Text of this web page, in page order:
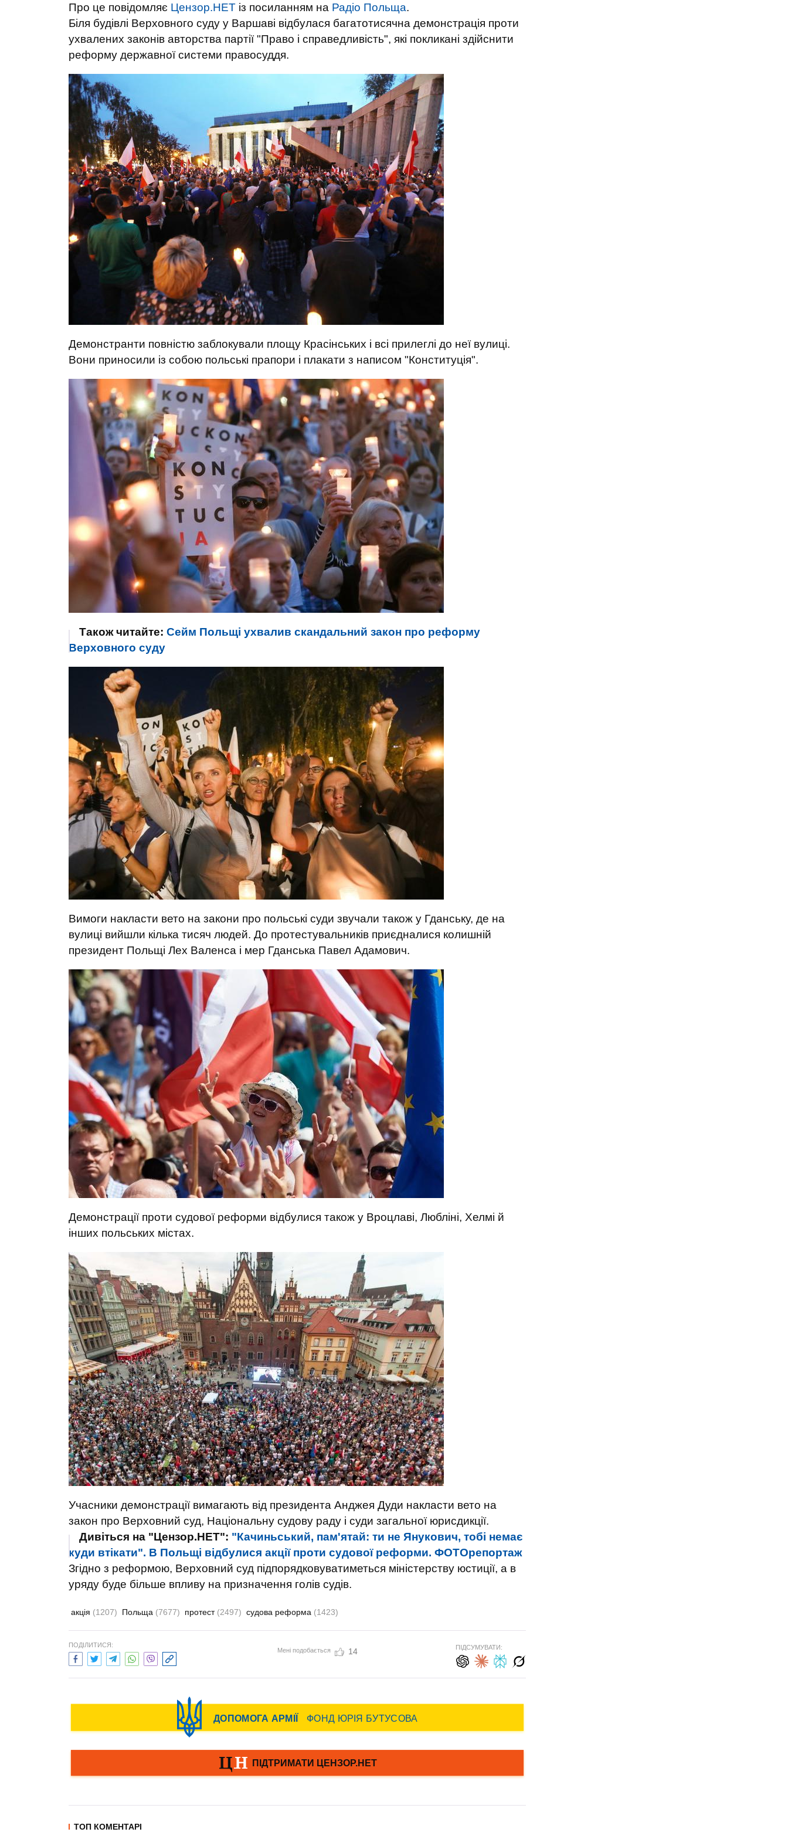
Про це повідомляє Цензор.НЕТ із посиланням на Радіо Польща.
Біля будівлі Верховного суду у Варшаві відбулася багатотисячна демонстрація проти
ухвалених законів авторства партії "Право і справедливість", які покликані здійснити
реформу державної системи правосуддя.
Демонстранти повністю заблокували площу Красінських і всі прилеглі до неї вулиці.
Вони приносили із собою польські прапори і плакати з написом "Конституція".
Також читайте: Сейм Польщі ухвалив скандальний закон про реформу
Верховного суду
Вимоги накласти вето на закони про польські суди звучали також у Гданську, де на
вулиці вийшли кілька тисяч людей. До протестувальників приєдналися колишній
президент Польщі Лех Валенса і мер Гданська Павел Адамович.
Демонстрації проти судової реформи відбулися також у Вроцлаві, Любліні, Хелмі й
інших польських містах.
Учасники демонстрації вимагають від президента Анджея Дуди накласти вето на
закон про Верховний суд, Національну судову раду і суди загальної юрисдикції.
Дивіться на "Цензор.НЕТ": "Качиньський, пам'ятай: ти не Янукович, тобі немає
куди втікати". В Польщі відбулися акції проти судової реформи. ФОТОрепортаж
Згідно з реформою, Верховний суд підпорядковуватиметься міністерству юстиції, а в
уряду буде більше впливу на призначення голів судів.
акція (1207) Польща (7677) протест (2497) судова реформа (1423)
ПОДІЛИТИСЯ:
Мені подобається 14 ПІДСУМУВАТИ:
ТОП КОМЕНТАРІ